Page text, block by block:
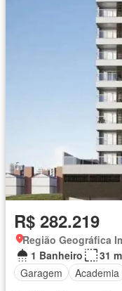
R$ 282.219
1 Banheiro
31
Garagem
Academia